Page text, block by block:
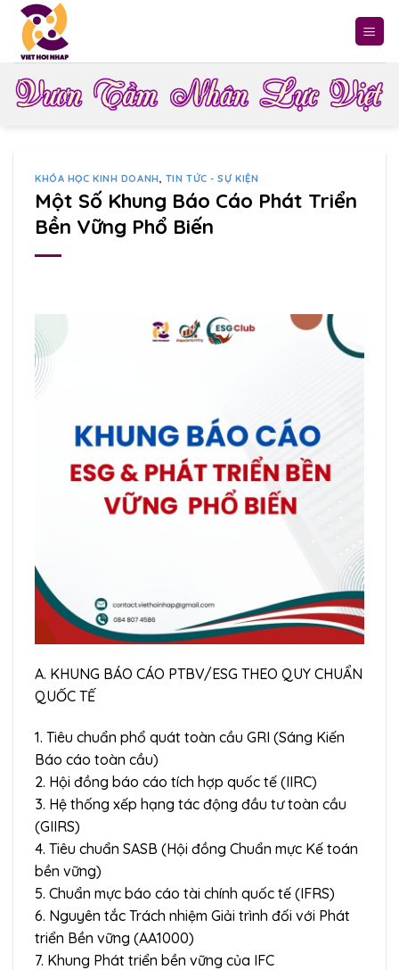
Skip
content
KHÓA HỌC KINH DOANH TIN TỨC - SỰ KIỆN
Một Số Khung Báo Cáo Phát Triển
Bền Vững Phổ Biến
A. KHUNG BÁO CÁO PTBV/ESG THEO QUY CHUẨN
QUỐC TẾ
1. Tiêu chuẩn phổ quát toàn cầu GRI (Sáng Kiến
Báo cáo toàn cầu)
2. Hội đồng báo cáo tích hợp quốc tế (IIRC)
3. Hệ thống xếp hạng tác động đầu tư toàn cầu
(GIIRS)
4. Tiêu chuẩn SASB (Hội đồng Chuẩn mực Kế toán
bền vững)
5. Chuẩn mực báo cáo tài chính quốc tế (IFRS)
6. Nguyên tắc Trách nhiệm Giải trình đối với Phát
triển Bền vững (AA1000)
7. Khung Phát triển bền vững của IFC